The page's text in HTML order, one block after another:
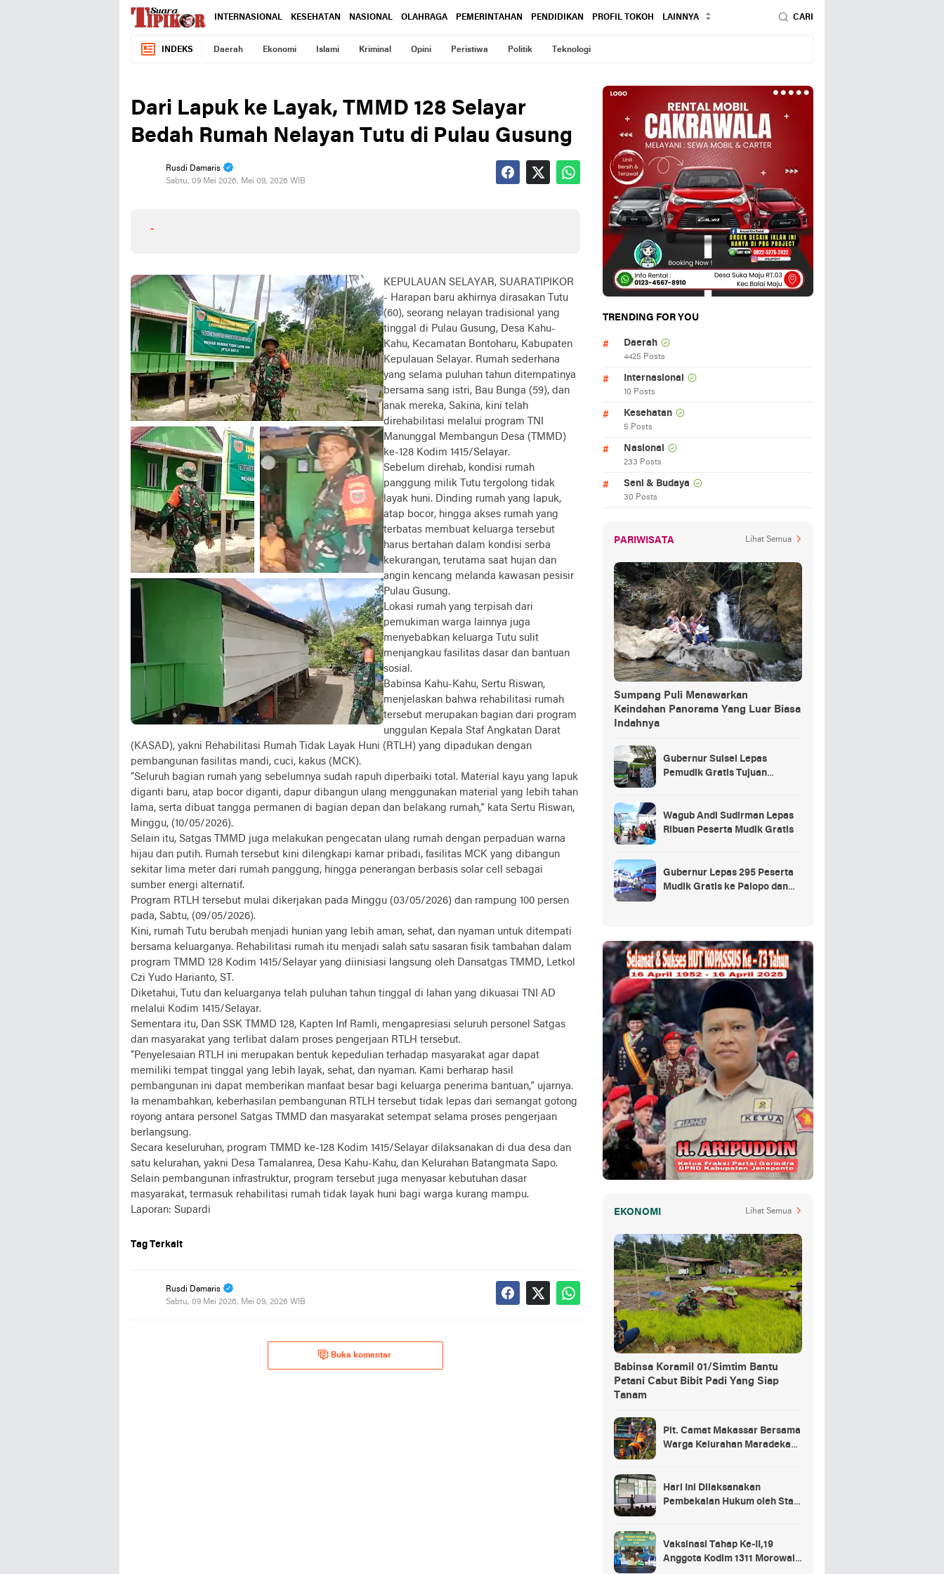
INTERNASIONAL KESEHATAN NASIONAL OLAHRAGA PEMERINTAHAN PENDIDIKAN PROFIL TOKOH LAINNYA CARI
INDEKS Daerah Ekonomi Islami Kriminal Opini Peristiwa Politik Teknologi
Dari Lapuk ke Layak, TMMD 128 Selayar
Bedah Rumah Nelayan Tutu di Pulau Gusung
Rusdi Damaris
Sabtu, 09 Mei 2026, Mei 09, 2026 WIB
-
KEPULAUAN SELAYAR, SUARATIPIKOR
- Harapan baru akhirnya dirasakan Tutu
(60), seorang nelayan tradisional yang
tinggal di Pulau Gusung, Desa Kahu-
Kahu, Kecamatan Bontoharu, Kabupaten
Kepulauan Selayar. Rumah sederhana
yang selama puluhan tahun ditempatinya
bersama sang istri, Bau Bunga (59), dan
anak mereka, Sakina, kini telah
direhabilitasi melalui program TNI
Manunggal Membangun Desa (TMMD)
ke-128 Kodim 1415/Selayar.
Sebelum direhab, kondisi rumah
panggung milik Tutu tergolong tidak
layak huni. Dinding rumah yang lapuk,
atap bocor, hingga akses rumah yang
terbatas membuat keluarga tersebut
harus bertahan dalam kondisi serba
kekurangan, terutama saat hujan dan
angin kencang melanda kawasan pesisir
Pulau Gusung.
Lokasi rumah yang terpisah dari
pemukiman warga lainnya juga
menyebabkan keluarga Tutu sulit
menjangkau fasilitas dasar dan bantuan
sosial.
Babinsa Kahu-Kahu, Sertu Riswan,
menjelaskan bahwa rehabilitasi rumah
tersebut merupakan bagian dari program
unggulan Kepala Staf Angkatan Darat
(KASAD), yakni Rehabilitasi Rumah Tidak Layak Huni (RTLH) yang dipadukan dengan
pembangunan fasilitas mandi, cuci, kakus (MCK).
“Seluruh bagian rumah yang sebelumnya sudah rapuh diperbaiki total. Material kayu yang lapuk
diganti baru, atap bocor diganti, dapur dibangun ulang menggunakan material yang lebih tahan
lama, serta dibuat tangga permanen di bagian depan dan belakang rumah,” kata Sertu Riswan,
Minggu, (10/05/2026).
Selain itu, Satgas TMMD juga melakukan pengecatan ulang rumah dengan perpaduan warna
hijau dan putih. Rumah tersebut kini dilengkapi kamar pribadi, fasilitas MCK yang dibangun
sekitar lima meter dari rumah panggung, hingga penerangan berbasis solar cell sebagai
sumber energi alternatif.
Program RTLH tersebut mulai dikerjakan pada Minggu (03/05/2026) dan rampung 100 persen
pada, Sabtu, (09/05/2026).
Kini, rumah Tutu berubah menjadi hunian yang lebih aman, sehat, dan nyaman untuk ditempati
bersama keluarganya. Rehabilitasi rumah itu menjadi salah satu sasaran fisik tambahan dalam
program TMMD 128 Kodim 1415/Selayar yang diinisiasi langsung oleh Dansatgas TMMD, Letkol
Czi Yudo Harianto, ST.
Diketahui, Tutu dan keluarganya telah puluhan tahun tinggal di lahan yang dikuasai TNI AD
melalui Kodim 1415/Selayar.
Sementara itu, Dan SSK TMMD 128, Kapten Inf Ramli, mengapresiasi seluruh personel Satgas
dan masyarakat yang terlibat dalam proses pengerjaan RTLH tersebut.
“Penyelesaian RTLH ini merupakan bentuk kepedulian terhadap masyarakat agar dapat
memiliki tempat tinggal yang lebih layak, sehat, dan nyaman. Kami berharap hasil
pembangunan ini dapat memberikan manfaat besar bagi keluarga penerima bantuan,” ujarnya.
Ia menambahkan, keberhasilan pembangunan RTLH tersebut tidak lepas dari semangat gotong
royong antara personel Satgas TMMD dan masyarakat setempat selama proses pengerjaan
berlangsung.
Secara keseluruhan, program TMMD ke-128 Kodim 1415/Selayar dilaksanakan di dua desa dan
satu kelurahan, yakni Desa Tamalanrea, Desa Kahu-Kahu, dan Kelurahan Batangmata Sapo.
Selain pembangunan infrastruktur, program tersebut juga menyasar kebutuhan dasar
masyarakat, termasuk rehabilitasi rumah tidak layak huni bagi warga kurang mampu.
Laporan: Supardi
Tag Terkait
Rusdi Damaris
Sabtu, 09 Mei 2026, Mei 09, 2026 WIB
Buka komentar
TRENDING FOR YOU
Daerah
4425 Posts
Internasional
10 Posts
Kesehatan
5 Posts
Nasional
233 Posts
Seni & Budaya
30 Posts
PARIWISATA Lihat Semua
Sumpang Puli Menawarkan
Keindahan Panorama Yang Luar Biasa
Indahnya
Gubernur Sulsel Lepas
Pemudik Gratis Tujuan
Wagub Andi Sudirman Lepas
Ribuan Peserta Mudik Gratis
Gubernur Lepas 295 Peserta
Mudik Gratis ke Palopo dan
EKONOMI Lihat Semua
Babinsa Koramil 01/Simtim Bantu
Petani Cabut Bibit Padi Yang Siap
Tanam
Plt. Camat Makassar Bersama
Warga Kelurahan Maradekaya
Hari Ini Dilaksanakan
Pembekalan Hukum oleh Staf
Kostrad
Vaksinasi Tahap Ke-II,19
Anggota Kodim 1311 Morowali